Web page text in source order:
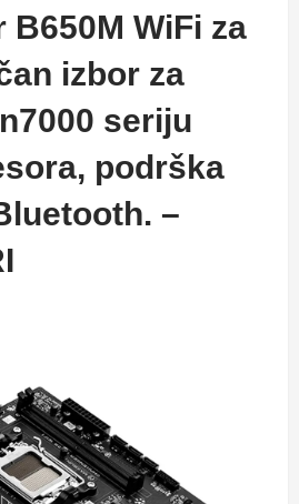
B650M WiFi za
izbor za
seriju
podrška
–